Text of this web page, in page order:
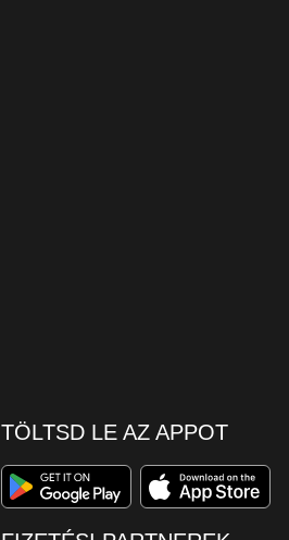
TÖLTSD LE AZ APPOT